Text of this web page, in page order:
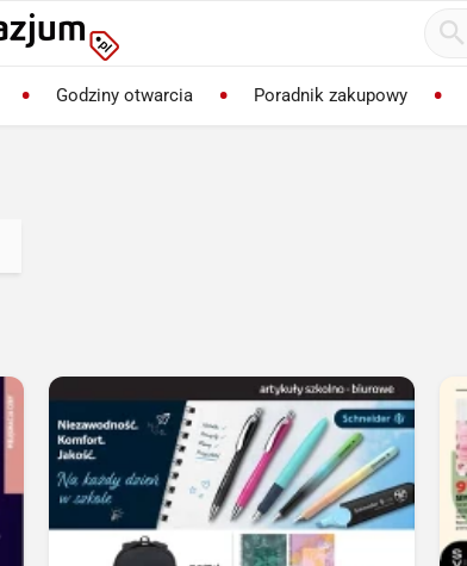
Godziny otwarcia Poradnik zakupowy